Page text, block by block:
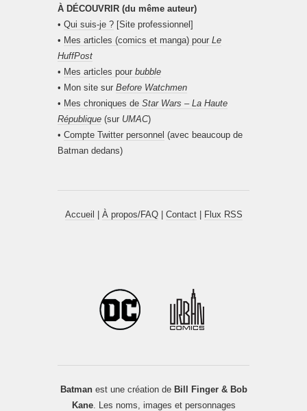
À DÉCOUVRIR (du même auteur)
• Qui suis-je ? [Site professionnel]
• Mes articles (comics et manga) pour Le
HuffPost
• Mes articles pour bubble
• Mon site sur Before Watchmen
• Mes chroniques de Star Wars – La Haute
République (sur UMAC)
• Compte Twitter personnel (avec beaucoup de
Batman dedans)
Accueil À propos/FAQ| Contact| Flux RSS
Batmanest une création de Bill Finger & Bob
Kane. Les noms, images et personnages